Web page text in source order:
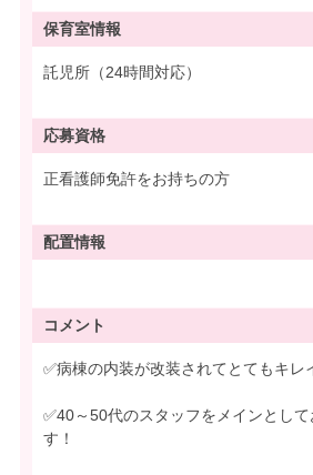
保育室情報
託児所（24時間対応）
応募資格
正看護師免許をお持ちの方
配置情報
コメント
✅病棟の内装が改装されてとてもキレ
✅40～50代のスタッフをメインとし
す！